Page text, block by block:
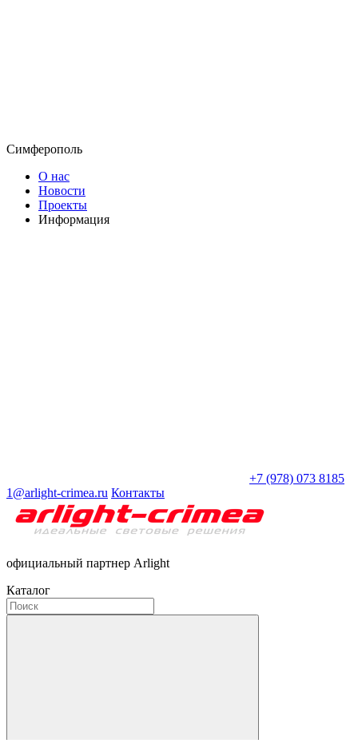
Симферополь
О нас
Новости
Проекты
Информация
+7 (978) 073 8185
1@arlight-crimea.ru Контакты
официальный партнер Arlight
Каталог